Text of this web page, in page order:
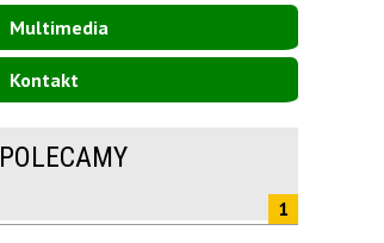
Multimedia
Kontakt
POLECAMY
1